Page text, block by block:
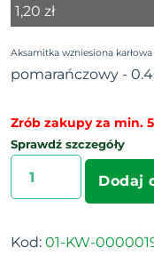
1,20 zł
Aksamitka wzniesiona karłowa
pomarańczowy -
Zrób zakupy za min.
Sprawdź szczegóły
Dodaj
Kod: 01-KW-